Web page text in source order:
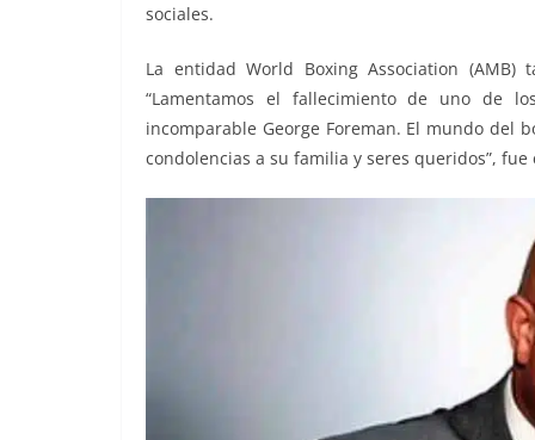
sociales.
La entidad World Boxing Association
“Lamentamos el fallecimiento de uno de
incomparable George Foreman. El mundo del
condolencias a su familia y seres queridos”,